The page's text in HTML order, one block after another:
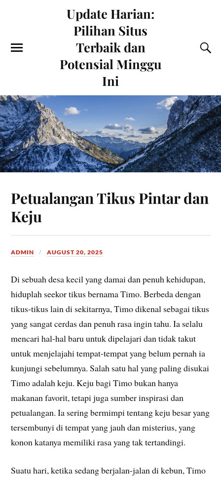
Update Harian:
Pilihan Situs
Terbaik dan
Potensial Minggu
Ini
Petualangan Tikus Pintar dan
Keju
ADMIN AUGUST 20, 2025
Di sebuah desa kecil yang damai dan penuh kehidupan,
hiduplah seekor tikus bernama Timo. Berbeda dengan
tikus-tikus lain di sekitarnya, Timo dikenal sebagai tikus
yang sangat cerdas dan penuh rasa ingin tahu. Ia selalu
mencari hal-hal baru untuk dipelajari dan tidak takut
untuk menjelajahi tempat-tempat yang belum pernah ia
kunjungi sebelumnya. Salah satu hal yang paling disukai
Timo adalah keju. Keju bagi Timo bukan hanya
makanan favorit, tetapi juga sumber inspirasi dan
petualangan. Ia sering bermimpi tentang keju besar yang
tersembunyi di tempat yang jauh dan misterius, yang
konon katanya memiliki rasa yang tak tertandingi.
Suatu hari, ketika sedang berjalan-jalan di kebun, Timo